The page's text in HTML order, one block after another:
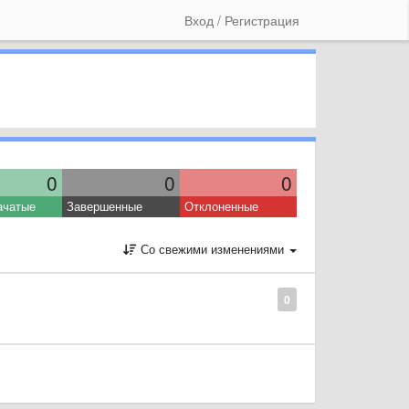
Вход / Регистрация
0 0 0
Завершенные Отклоненные
Со свежими изменениями
0